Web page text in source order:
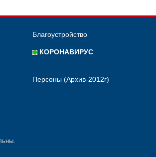
Благоустройство
КОРОНАВИРУС
Персоны (Архив-2012г)